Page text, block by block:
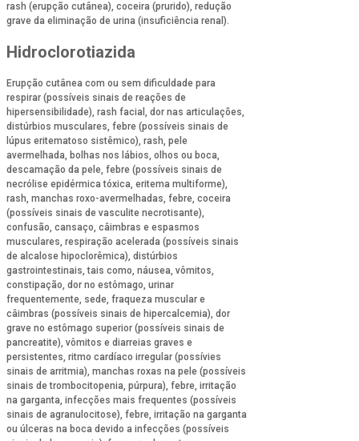
rash (erupção cutânea), coceira (prurido), redução
grave da eliminação de urina (insuficiência renal).
Hidroclorotiazida
Erupção cutânea com ou sem dificuldade para
respirar (possíveis sinais de reações de
hipersensibilidade), rash facial, dor nas articulações,
distúrbios musculares, febre (possíveis sinais de
lúpus eritematoso sistêmico), rash, pele
avermelhada, bolhas nos lábios, olhos ou boca,
descamação da pele, febre (possíveis sinais de
necrólise epidérmica tóxica, eritema multiforme),
rash, manchas roxo-avermelhadas, febre, coceira
(possíveis sinais de vasculite necrotisante),
confusão, cansaço, câimbras e espasmos
musculares, respiração acelerada (possíveis sinais
de alcalose hipoclorêmica), distúrbios
gastrointestinais, tais como, náusea, vômitos,
constipação, dor no estômago, urinar
frequentemente, sede, fraqueza muscular e
câimbras (possíveis sinais de hipercalcemia), dor
grave no estômago superior (possíveis sinais de
pancreatite), vômitos e diarreias graves e
persistentes, ritmo cardíaco irregular (possívies
sinais de arritmia), manchas roxas na pele (possíveis
sinais de trombocitopenia, púrpura), febre, irritação
na garganta, infecções mais frequentes (possíveis
sinais de agranulocitose), febre, irritação na garganta
ou úlceras na boca devido a infecções (possíveis